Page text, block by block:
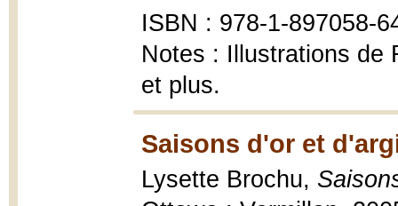
ISBN : 978-1-897058-
Notes : Illustrations de
et plus.
Saisons d'or et
Lysette Brochu,